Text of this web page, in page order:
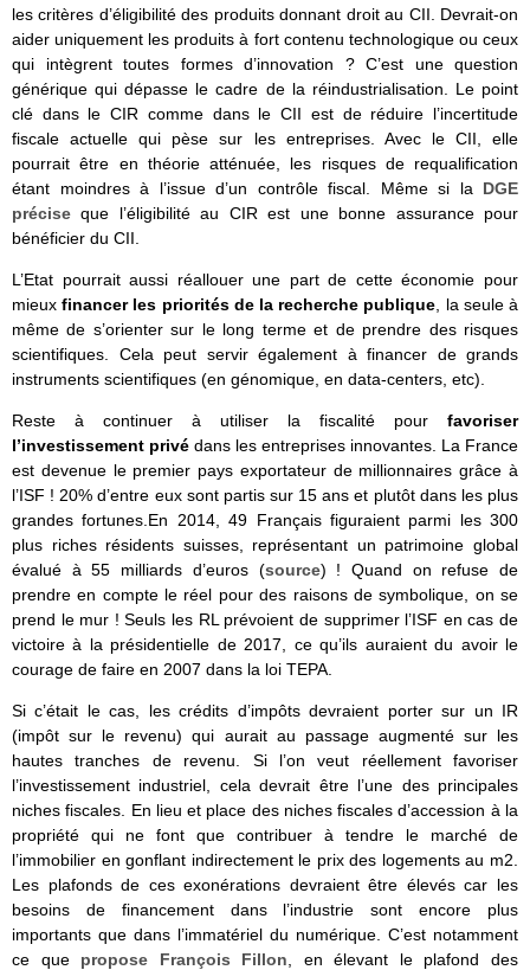
les critères d’éligibilité des produits donnant droit au CII. Devrait-on
aider uniquement les produits à fort contenu technologique ou ceux
qui intègrent toutes formes d’innovation ? C’est une question
générique qui dépasse le cadre de la réindustrialisation. Le point
clé dans le CIR comme dans le CII est de réduire l’incertitude
fiscale actuelle qui pèse sur les entreprises. Avec le CII, elle
pourrait être en théorie atténuée, les risques de requalification
étant moindres à l’issue d’un contrôle fiscal. Même si la DGE
précise que l’éligibilité au CIR est une bonne assurance pour
bénéficier du CII.
L’Etat pourrait aussi réallouer une part de cette économie pour
mieuxfinancer les priorités de la recherche publique , la seule à
même de s’orienter sur le long terme et de prendre des risques
scientifiques. Cela peut servir également à financer de grands
instruments scientifiques (en génomique, en data-centers, etc).
Reste à continuer à utiliser la fiscalité pour favoriser
l’investissement privé dans les entreprises innovantes. La France
est devenue le premier pays exportateur de millionnaires grâce à
l’ISF ! 20% d’entre eux sont partis sur 15 ans et plutôt dans les plus
grandes fortunes.En 2014, 49 Français figuraient parmi les 300
plus riches résidents suisses, représentant un patrimoine global
évalué à 55 milliards d’euros (source) ! Quand on refuse de
prendre en compte le réel pour des raisons de symbolique, on se
prend le mur ! Seuls les RL prévoient de supprimer l’ISF en cas de
victoire à la présidentielle de 2017, ce qu’ils auraient du avoir le
courage de faire en 2007 dans la loi TEPA.
Si c’était le cas, les crédits d’impôts devraient porter sur un IR
(impôt sur le revenu) qui aurait au passage augmenté sur les
hautes tranches de revenu. Si l’on veut réellement favoriser
l’investissement industriel, cela devrait être l’une des principales
niches fiscales. En lieu et place des niches fiscales d’accession à la
propriété qui ne font que contribuer à tendre le marché de
l’immobilier en gonflant indirectement le prix des logements au m2.
Les plafonds de ces exonérations devraient être élevés car les
besoins de financement dans l’industrie sont encore plus
importants que dans l’immatériel du numérique. C’est notamment
ce que propose François Fillon , en élevant le plafond des